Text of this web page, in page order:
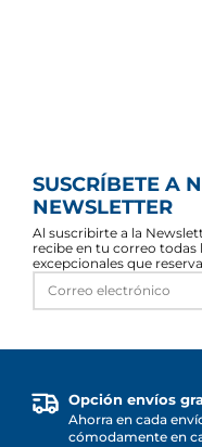
SUSCRÍBETE A
NEWSLETTER
Al suscribirte a la
recibe en tu correo todas
excepcionales que
Opción envíos
Ahorra en cada
cómodamente en